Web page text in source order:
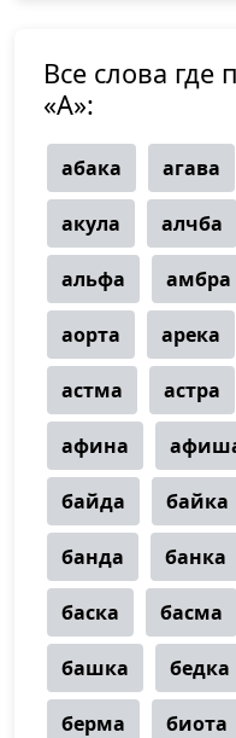
Все слова где
«А»:
абака агава
акула алчба
альфа амбра
аорта арека
астма астра
афина
байда байка
банда банка
баска басма
башка бедка
берма биота